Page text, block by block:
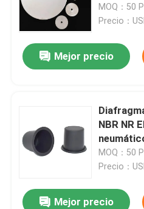
material
MOQ：50
Precio：
Mejor precio
NBR NR
MOQ：50
Precio：
Mejor precio